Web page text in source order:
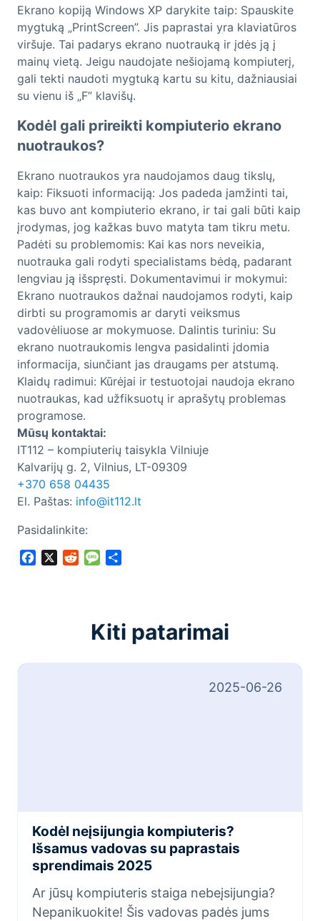
Ekrano kopiją Windows XP darykite taip: Spauskite
mygtuką „PrintScreen”. Jis paprastai yra klaviatūros
viršuje. Tai padarys ekrano nuotrauką ir įdės ją į
mainų vietą. Jeigu naudojate nešiojamą kompiuterį,
gali tekti naudoti mygtuką kartu su kitu, dažniausiai
su vienu iš „F” klavišų.
Kodėl gali prireikti kompiuterio ekrano
nuotraukos?
Ekrano nuotraukos yra naudojamos daug tikslų,
kaip: Fiksuoti informaciją: Jos padeda įamžinti tai,
kas buvo ant kompiuterio ekrano, ir tai gali būti kaip
įrodymas, jog kažkas buvo matyta tam tikru metu.
Padėti su problemomis: Kai kas nors neveikia,
nuotrauka gali rodyti specialistams bėdą, padarant
lengviau ją išspręsti. Dokumentavimui ir mokymui:
Ekrano nuotraukos dažnai naudojamos rodyti, kaip
dirbti su programomis ar daryti veiksmus
vadovėliuose ar mokymuose. Dalintis turiniu: Su
ekrano nuotraukomis lengva pasidalinti įdomia
informacija, siunčiant jas draugams per atstumą.
Klaidų radimui: Kūrėjai ir testuotojai naudoja ekrano
nuotraukas, kad užfiksuotų ir aprašytų problemas
programose.
Mūsų kontaktai:
IT112 – kompiuterių taisykla Vilniuje
Kalvarijų g. 2, Vilnius, LT-09309
+370 658 04435
El. Paštas: info@it112.lt
Pasidalinkite:
FacebookRedditMessage
Kiti patarimai
2025-06-26
Kodėl neįsijungia kompiuteris?
Išsamus vadovas su paprastais
sprendimais 2025
Ar jūsų kompiuteris staiga nebeįsijungia?
Nepanikuokite! Šis vadovas padės jums